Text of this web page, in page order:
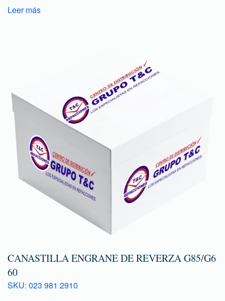
Leer más
CANASTILLA ENGRANE DE REVERZA G85/G6
60
SKU: 023 981 2910